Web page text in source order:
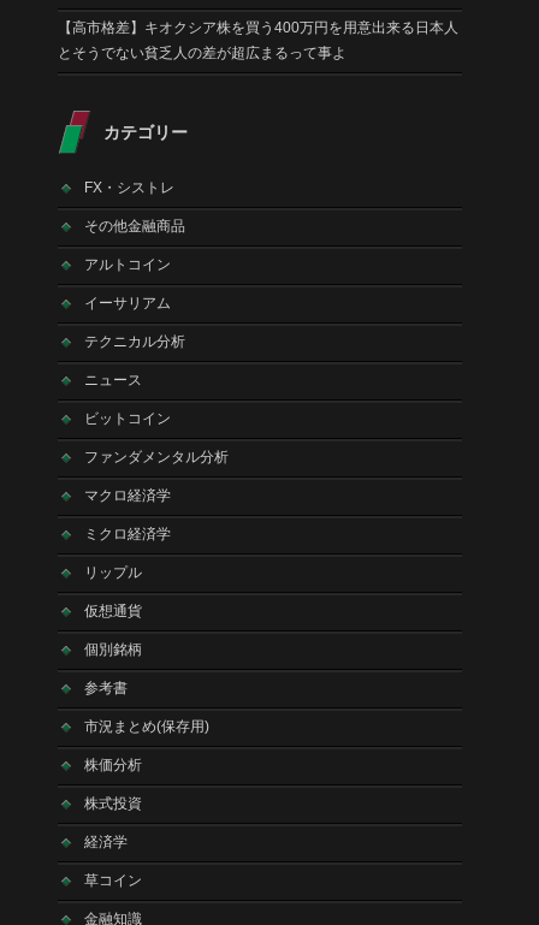
【高市格差】キオクシア株を買う400万円を用意出来る日本人
とそうでない貧乏人の差が超広まるって事よ
カテゴリー
FX・シストレ
その他金融商品
アルトコイン
イーサリアム
テクニカル分析
ニュース
ビットコイン
ファンダメンタル分析
マクロ経済学
ミクロ経済学
リップル
仮想通貨
個別銘柄
参考書
市況まとめ(保存用)
株価分析
株式投資
経済学
草コイン
金融知識